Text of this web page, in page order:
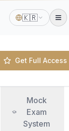
🇰🇷
Get Full Access
Mock
Exam
System